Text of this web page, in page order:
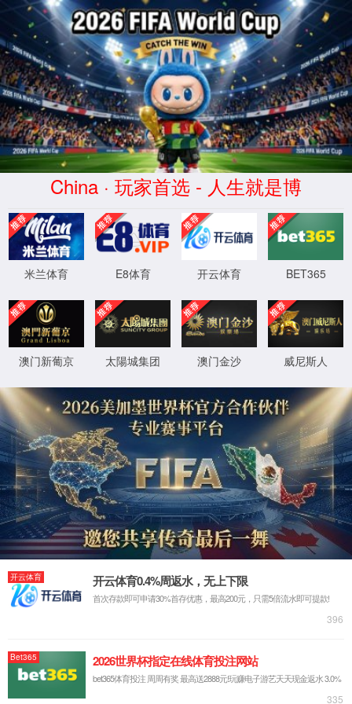
中国·35222葡京集团(股份)有限公司
WTS-WAF拦截详情
出现该页面的原因:
1.你的请求是黑客攻击
2.你的请求合法但触发了安全规则,请提交问题反馈
XML 地图